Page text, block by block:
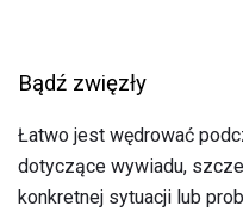
Bądź zwięzły
Łatwo jest wędrować
dotyczące wywiadu,
konkretnej sytuacji lub